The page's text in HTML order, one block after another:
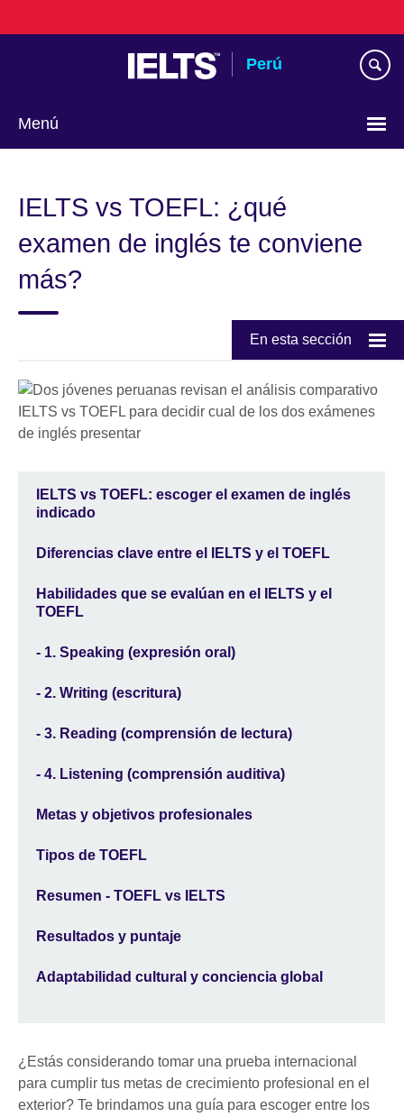
to
Perú
Menú
language
IELTS vs TOEFL: ¿qué
examen de inglés te conviene
más?
En esta sección
IELTS vs TOEFL: escoger el examen de inglés
indicado
Diferencias clave entre el IELTS y el TOEFL
Habilidades que se evalúan en el IELTS y el
TOEFL
- 1. Speaking (expresión oral)
- 2. Writing (escritura)
- 3. Reading (comprensión de lectura)
- 4. Listening (comprensión auditiva)
Metas y objetivos profesionales
Tipos de TOEFL
Resumen - TOEFL vs IELTS
Resultados y puntaje
Adaptabilidad cultural y conciencia global
¿Estás considerando tomar una prueba internacional
para cumplir tus metas de crecimiento profesional en el
exterior? Te brindamos una guía para escoger entre los